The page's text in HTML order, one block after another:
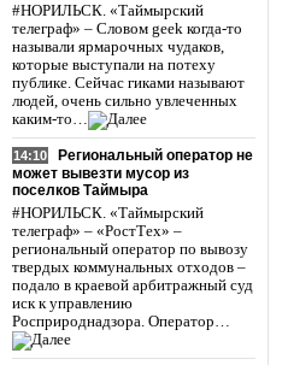
#НОРИЛЬСК. «Таймырский
телеграф» – Словом geek когда-то
называли ярмарочных чудаков,
которые выступали на потеху
публике. Сейчас гиками называют
людей, очень сильно увлеченных
каким-то…
14:10
Региональный оператор не
может вывезти мусор из
поселков Таймыра
#НОРИЛЬСК. «Таймырский
телеграф» – «РостТех» –
региональный оператор по вывозу
твердых коммунальных отходов –
подало в краевой арбитражный суд
иск к управлению
Росприроднадзора. Оператор…